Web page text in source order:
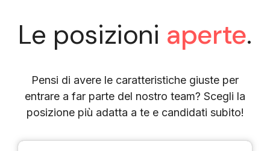
Le posizioni aperte.
Pensi di avere le caratteristiche giuste per
entrare a far parte del nostro team? Scegli la
posizione più adatta a te e candidati subito!